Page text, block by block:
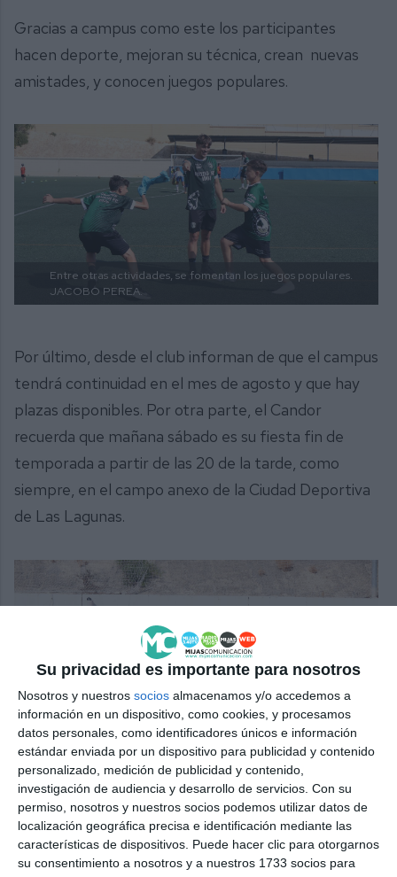
Su privacidad es importante para nosotros
Nosotros y nuestros socios almacenamos y/o accedemos a
información en un dispositivo, como cookies, y procesamos
datos personales, como identificadores únicos e información
estándar enviada por un dispositivo para publicidad y contenido
personalizado, medición de publicidad y contenido,
investigación de audiencia y desarrollo de servicios. Con su
permiso, nosotros y nuestros socios podemos utilizar datos de
localización geográfica precisa e identificación mediante las
características de dispositivos. Puede hacer clic para otorgarnos
su consentimiento a nosotros y a nuestros 1733 socios para
Gracias a campus como este los participantes
hacen deporte, mejoran su técnica, crean nuevas
amistades, y conocen juegos populares.
Entre otras actividades, se fomentan los juegos populares.
JACOBO PEREA.
Por último, desde el club informan de que el campus
tendrá continuidad en el mes de agosto y que hay
plazas disponibles. Por otra parte, el Candor
recuerda que mañana sábado es su fiesta fin de
temporada a partir de las 20 de la tarde, como
siempre, en el campo anexo de la Ciudad Deportiva
de Las Lagunas.
Grupo de los más pequeños durante el rondito. JACOBO
Comparte esta noticia desde el siguiente enlace:
https://mijascom.com/?a=38702